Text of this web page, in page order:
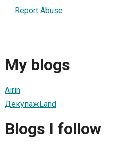
Report Abuse
My blogs
Airin
ДекупажLand
Blogs I follow